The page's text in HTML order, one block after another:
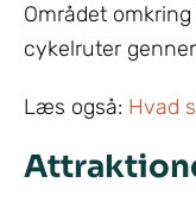
Området
cykelruter
Læs også: Hvad